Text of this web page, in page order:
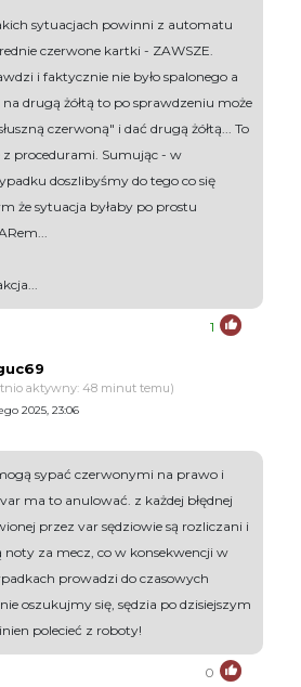
sytuacjach powinni z automatu
czerwone kartki - ZAWSZE.
i faktycznie nie było spalonego a
drugą żółtą to po sprawdzeniu może
czerwoną" i dać drugą żółtą... To
z procedurami. Sumując - w
doszlibyśmy do tego co się
że sytuacja byłaby po prostu
1
aktywny: 48 minut temu)
2025, 23:06
sypać czerwonymi na prawo i
ma to anulować. z każdej błędnej
przez var sędziowie są rozliczani i
noty za mecz, co w konsekwencji w
prowadzi do czasowych
oszukujmy się, sędzia po dzisiejszym
polecieć z roboty!
0